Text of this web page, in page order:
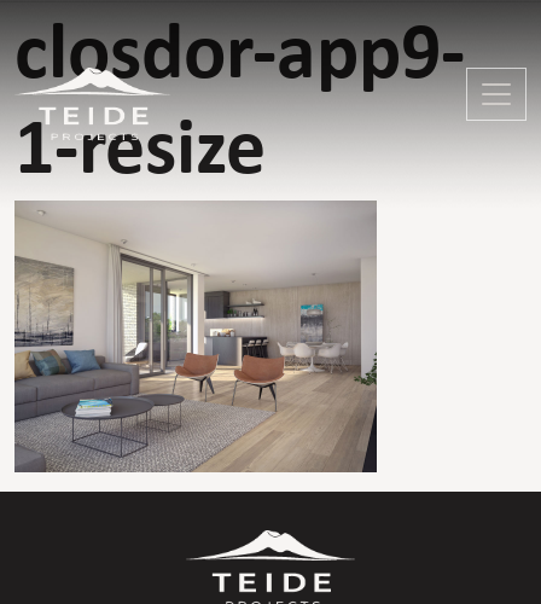
closdor-app9-
1-resize